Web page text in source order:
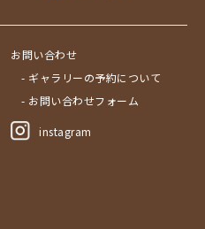
お問い合わせ
- ギャラリーの予約について
- お問い合わせフォーム
instagram